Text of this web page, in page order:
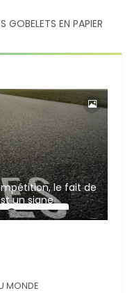
GOBELETS EN PAPIER
le fait de
un signe
de sanctions
Pinterest
MONDE